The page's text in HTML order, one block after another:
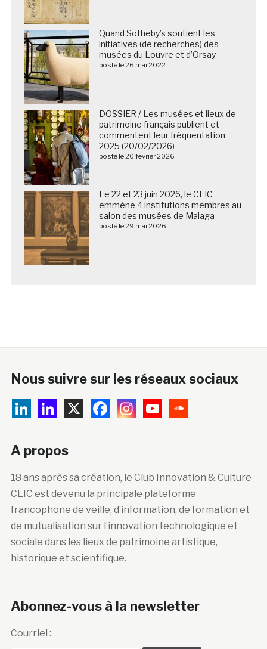
Quand Sotheby’s soutient les
initiatives (de recherches) des
musées du Louvre et d’Orsay
posté le 26 mai 2022
DOSSIER / Les musées et lieux de
patrimoine français publient et
commentent leur fréquentation
2025 (20/02/2026)
posté le 20 février 2026
Le 22 et 23 juin 2026, le CLIC
emmène 4 institutions membres au
salon des musées de Malaga
posté le 29 mai 2026
Nous suivre sur les réseaux sociaux
A propos
18 ans après sa création, le Club Innovation & Culture
CLIC est devenu la principale plateforme
francophone de veille, d’information, de formation et
de mutualisation sur l’innovation technologique et
sociale dans les lieux de patrimoine artistique,
historique et scientifique.
Abonnez-vous à la newsletter
Courriel :